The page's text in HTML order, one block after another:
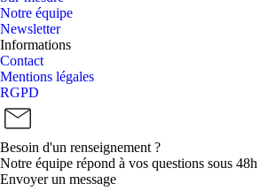
Notre équipe
Newsletter
Informations
Contact
Mentions légales
RGPD
Besoin d'un renseignement ?
Notre équipe répond à vos questions sous 48h
Envoyer un message